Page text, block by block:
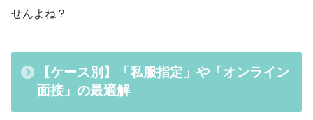
せんよね？
【ケース別】「私服指定」や「オンライン
面接」の最適解